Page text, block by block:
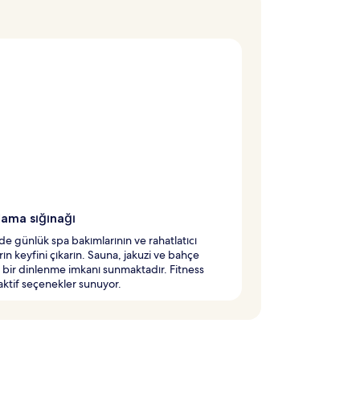
sığınağı
günlük spa bakımlarının ve rahatlatıcı
keyfini çıkarın. Sauna, jakuzi ve bahçe
dinlenme imkanı sunmaktadır. Fitness
seçenekler sunuyor.